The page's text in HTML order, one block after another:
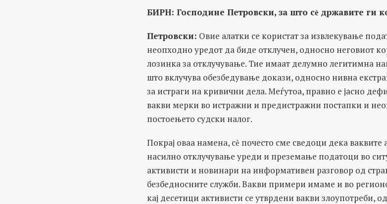
БИРН: Господине Петровски, за што сѐ државите ги
Петровски: Овие алатки се користат за извлекување
неопходно уредот да биде отклучен, односно неговиот
лозинка за отклучување. Тие имаат делумно легитимна
што вклучува обезбедување докази, односно нивна
за истраги на кривични дела. Меѓутоа, правно е јасно
вакви мерки во истражни и предистражни постапки и
постоењето судски налог.
Покрај оваа намена, сѐ почесто сме сведоци дека ваквите
насилно отклучување уреди и преземање податоци во
активисти и новинари на информативен разговор од
безбедносните служби. Вакви примери имаме и во
кај десетици активисти се утврдени вакви злоупотреби,